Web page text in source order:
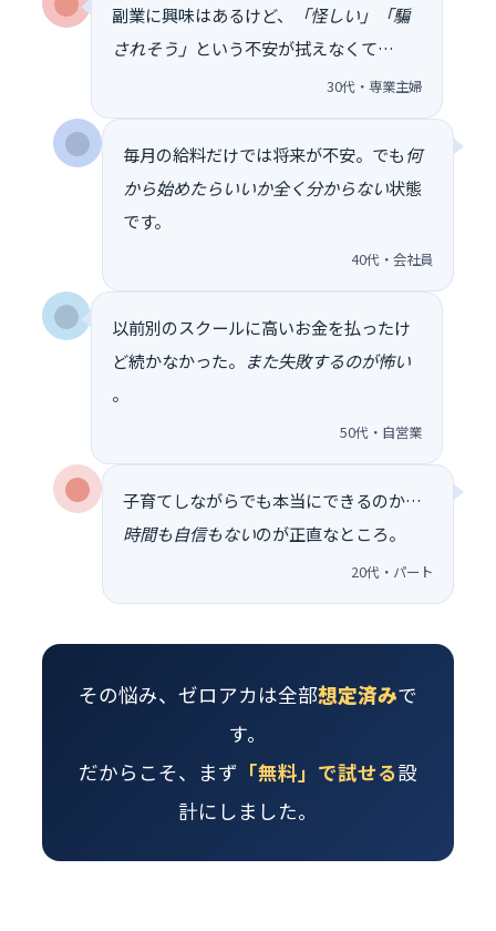
副業に興味はあるけど、
「怪しい」「騙
されそう」 という不安が拭えなくて…
30代・専業主婦
毎月の給料だけでは将来が不安。でも何
から始めたらいいか全く分からない状態
です。
40代・会社員
以前別のスクールに高いお金を払ったけ
ど続かなかった。 また失敗するのが怖い
。
50代・自営業
子育てしながらでも本当にできるのか…
時間も自信もないのが正直なところ。
20代・パート
その悩み、ゼロアカは全部想定済みで
す。
だからこそ、まず 「無料」で試せる設
計にしました。